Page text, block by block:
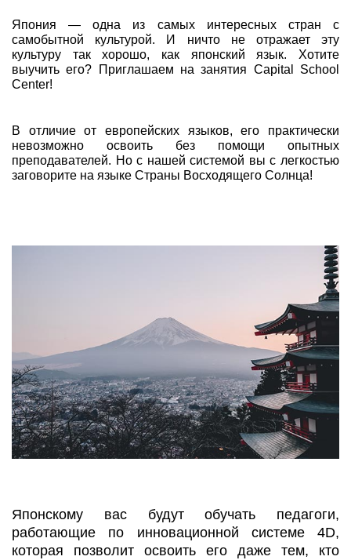
Япония — одна из самых интересных стран с
самобытной культурой. И ничто не отражает эту
культуру так хорошо, как японский язык. Хотите
выучить его? Приглашаем на занятия Capital School
Center!
В отличие от европейских языков, его практически
невозможно освоить без помощи опытных
преподавателей. Но с нашей системой вы с легкостью
заговорите на языке Страны Восходящего Солнца!
Японскому вас будут обучать педагоги,
работающие по инновационной системе 4D,
которая позволит освоить его даже тем, кто